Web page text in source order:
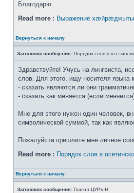
Благодарю.
Read more : Выражение
Вернуться к началу
Заголовок сообщения: Порядок слов в
Здравствуйте! Учусь на лингвиста,
слов. Для этого, ищу носителя языка
- сказать являются ли они
- сказать как меняется (если
Мне для этого нужен один человек,
символической суммой, так как
Пожалуйста пришлите мне личное
Read more : Порядок слов в
Вернуться к началу
Заголовок сообщения: Глагол ЦУРЫН.